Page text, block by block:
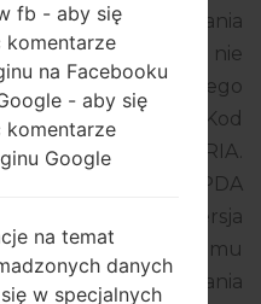
oprogramowania
Fame Lite, ale nie
modelu Twojego
GT-S6790. Kod
to ECT z NIGERIA.
z wersją PDA
S6790OJVANA1, wersja
Wersja systemu
oprogramowania
fb - aby się
na Facebooku
- aby się
Google
na temat
danych
w specjalnych